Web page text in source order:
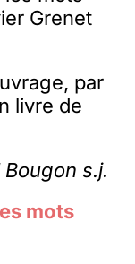
Grenet
par
livre de
s.j.
mots